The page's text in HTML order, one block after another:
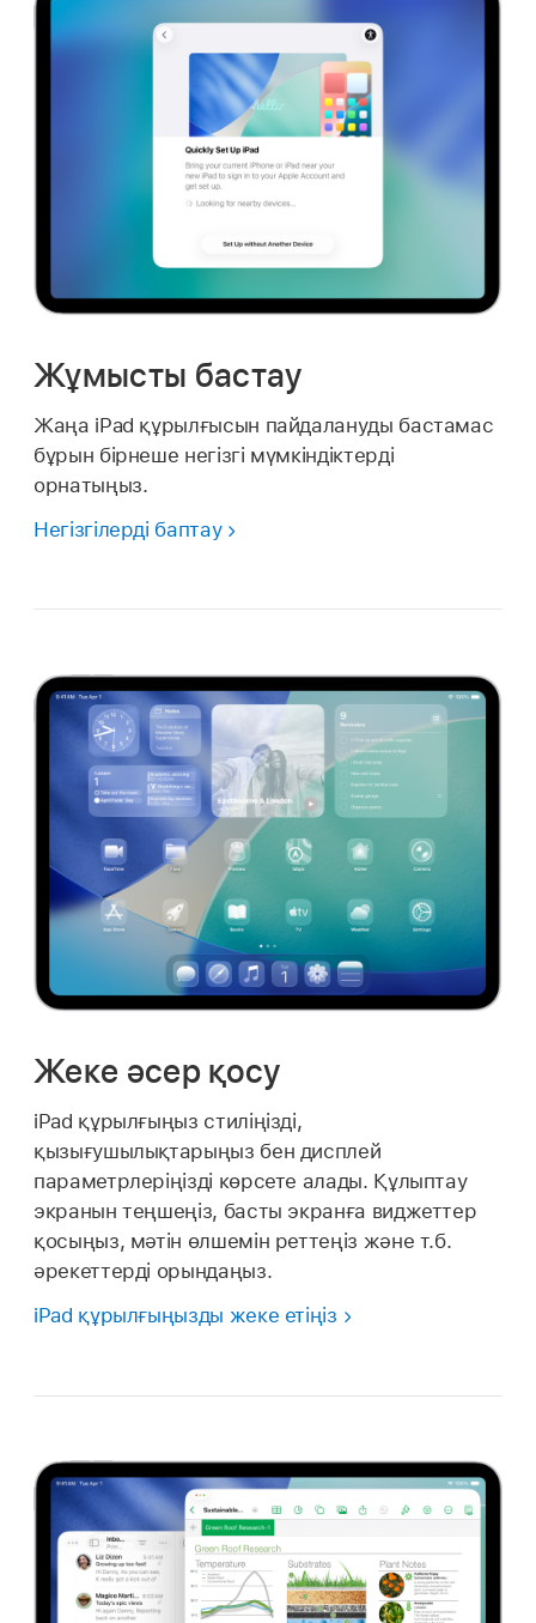
Жұмысты бастау
Жаңа iPad құрылғысын пайдалануды бастамас
бұрын бірнеше негізгі мүмкіндіктерді
орнатыңыз.
Негізгілерді баптау
Жеке әсер қосу
iPad құрылғыңыз стиліңізді,
қызығушылықтарыңыз бен дисплей
параметрлеріңізді көрсете алады. Құлыптау
экранын теңшеңіз, басты экранға виджеттер
қосыңыз, мәтін өлшемін реттеңіз және т.б.
әрекеттерді орындаңыз.
iPad құрылғыңызды жеке етіңіз